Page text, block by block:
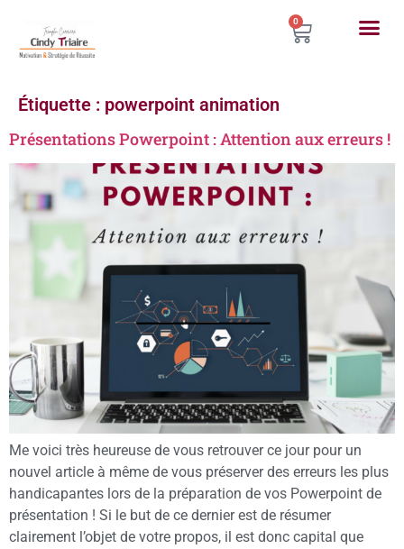
0
Étiquette : powerpoint animation
Présentations Powerpoint : Attention aux erreurs !
Me voici très heureuse de vous retrouver ce jour pour un
nouvel article à même de vous préserver des erreurs les plus
handicapantes lors de la préparation de vos Powerpoint de
présentation ! Si le but de ce dernier est de résumer
clairement l’objet de votre propos, il est donc capital que